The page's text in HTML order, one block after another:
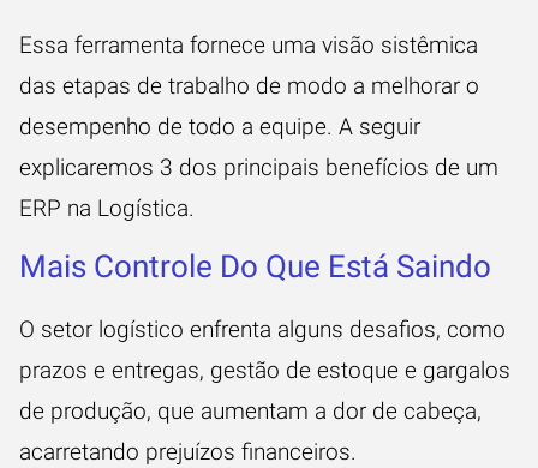
Essa ferramenta fornece uma visão sistêmica
das etapas de trabalho de modo a melhorar o
desempenho de todo a equipe. A seguir
explicaremos 3 dos principais benefícios de um
ERP na Logística.
Mais Controle Do Que Está Saindo
O setor logístico enfrenta alguns desafios, como
prazos e entregas, gestão de estoque e gargalos
de produção, que aumentam a dor de cabeça,
acarretando prejuízos financeiros.